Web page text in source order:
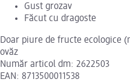
Gust grozav
Făcut cu dragoste
Doar piure de fructe ecologice
ovăz
Număr articol dm: 2622503
EAN: 8713500011538